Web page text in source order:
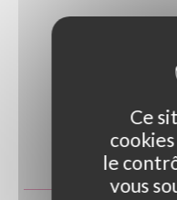
Photo
Ce
le
vous